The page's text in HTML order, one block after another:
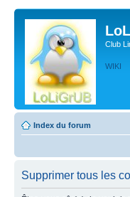
Club
WIKI
Index du forum
Supprimer tous les